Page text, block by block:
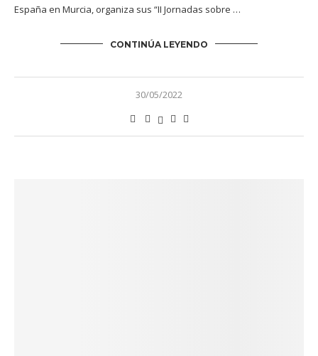
España en Murcia, organiza sus “II Jornadas sobre …
CONTINÚA LEYENDO
30/05/2022